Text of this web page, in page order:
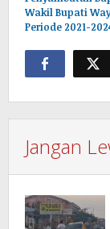
Wakil Bupati
Periode 2021-
Jangan